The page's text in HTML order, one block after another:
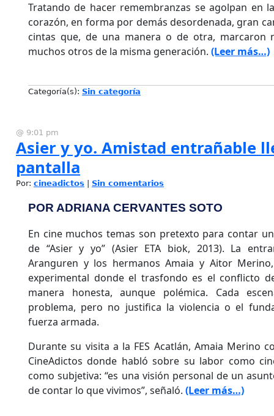
Tratando de hacer remembranzas se agolpan en
corazón, en forma por demás desordenada, gran
cintas que, de una manera o de otra, marcaron
muchos otros de la misma generación. (Leer más…)
Categoría(s): Sin categoría
@ 9:01 pm
Asier y yo. Amistad entrañable
pantalla
Por: cineadictos Sin comentarios
POR ADRIANA CERVANTES SOTO
En cine muchos temas son pretexto para contar
de “Asier y yo” (Asier ETA biok, 2013). La
Aranguren y los hermanos Amaia y Aitor
experimental donde el trasfondo es el conflicto
manera honesta, aunque polémica. Cada
problema, pero no justifica la violencia o el
fuerza armada.
Durante su visita a la FES Acatlán, Amaia Merino
CineAdictos donde habló sobre su labor como
como subjetiva: “es una visión personal de un
de contar lo que vivimos”, señaló. (Leer más…)